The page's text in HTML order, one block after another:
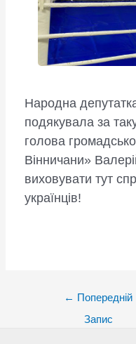
Народна
подякувала за
голова
Вінничани»
виховувати тут
українців!
← Попередній
Запис